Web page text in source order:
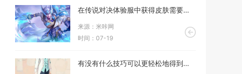
在传说对决体验服中获得皮肤需要什么条件
来源：米咔网
时间：07-19
有没有什么技巧可以更轻松地得到暖暖环游世界套装